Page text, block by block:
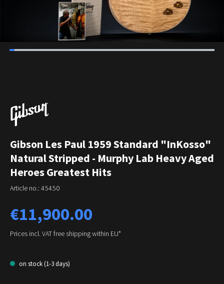
Gibson Les Paul 1959 Standard "InKosso"
Natural Stripped - Murphy Lab Heavy Aged
Heroes Greatest Hits
Article no.: 45450
Regular price:
€11,900.00
Prices incl. VAT free shipping within EU*
on stock (1-3 days)